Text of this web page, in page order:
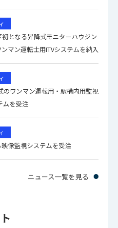
0p/29.97p）
（1280×720/60p/59.94
カラー時：
0.0093 lx / F1.9（映像出
IR-
（pdf）
外観図
となる昇降式モニターハウジン
マン運転士用ITVシステムを納入
のワンマン運転用・駅構内用監視
ムを受注
像監視システムを受注
ニュース一覧を見る